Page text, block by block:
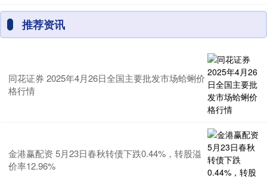
推荐资讯
同花证券 2025年4月26日全国主要批发市场蛤蜊价
格行情
金港赢配资 5月23日春秋转债下跌0.44%，转股溢
价率12.96%